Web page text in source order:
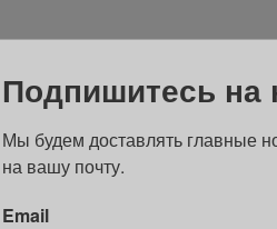
Подпишитесь
Мы будем доставлять главные
на вашу почту.
Email